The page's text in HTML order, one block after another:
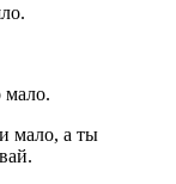
мало.
мало, а ты